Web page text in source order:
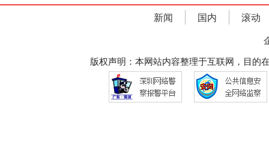
新闻 国内 滚动
版权声明：本网站内容整理于互联网，目的